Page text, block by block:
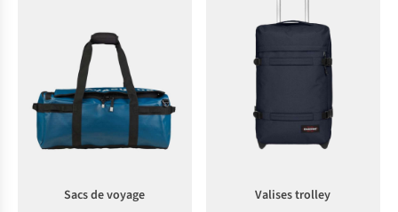
Sacs de voyage Valises trolley